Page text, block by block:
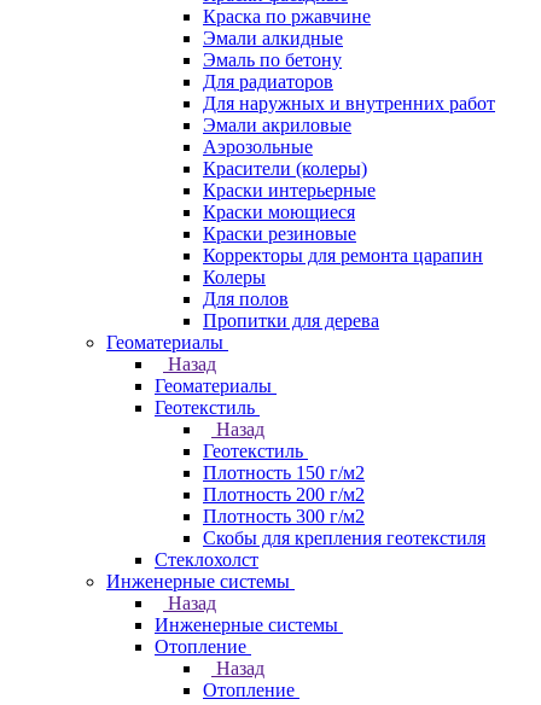
Краска по ржавчине
Эмали алкидные
Эмаль по бетону
Для радиаторов
Для наружных и внутренних работ
Эмали акриловые
Аэрозольные
Красители (колеры)
Краски интерьерные
Краски моющиеся
Краски резиновые
Корректоры для ремонта царапин
Колеры
Для полов
Пропитки для дерева
Геоматериалы
Назад
Геоматериалы
Геотекстиль
Назад
Геотекстиль
Плотность 150 г/м2
Плотность 200 г/м2
Плотность 300 г/м2
Скобы для крепления геотекстиля
Стеклохолст
Инженерные системы
Назад
Инженерные системы
Отопление
Назад
Отопление